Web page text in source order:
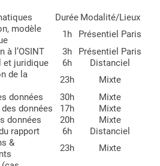
Durée Modalité/Lieux
modèle
1h
Présentiel Paris
à l’OSINT 3h
Présentiel Paris
et juridique 6h
Distanciel
de la
23h
Mixte
données 30h
Mixte
données 17h
Mixte
données 20h
Mixte
rapport 6h
Distanciel
&
23h Mixte